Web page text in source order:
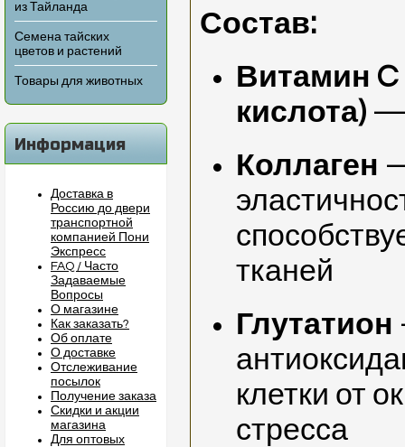
из Тайланда
Семена тайских
цветов и растений
Товары для животных
Информация
Доставка в
Россию до двери
транспортной
компанией Пони
Экспресс
FAQ / Часто
Задаваемые
Вопросы
О магазине
Как заказать?
Об оплате
О доставке
Отслеживание
посылок
Получение заказа
Скидки и акции
магазина
Для оптовых
Состав:
Витамин
кислота) —
Коллаген
тканей
Глутатион
клетки от
стресса